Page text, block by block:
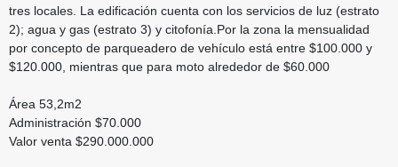
tres locales. La edificación cuenta con los servicios de luz (estrato
2); agua y gas (estrato 3) y citofonía.Por la zona la mensualidad
por concepto de parqueadero de vehículo está entre $100.000 y
$120.000, mientras que para moto alrededor de $60.000
Área 53,2m2
Administración $70.000
Valor venta $290.000.000